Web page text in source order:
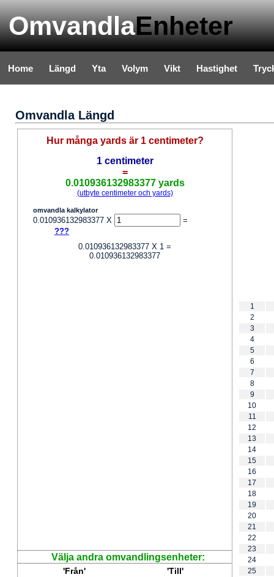
OmvandlaEnheter
Home Längd Yta Volym Vikt Hastighet
Omvandla Längd
Hur många yards är 1 centimeter?
1 centimeter
=
0.010936132983377 yards
(utbyte centimeter och yards)
omvandla kalkylator
0.010936132983377 X
=
???
0.010936132983377 X 1 =
0.010936132983377
Välja andra omvandlingsenheter:
'Från' 'Till'
1
2
3
4
5
6
7
8
9
10
11
12
13
14
15
16
17
18
19
20
21
22
23
24
25